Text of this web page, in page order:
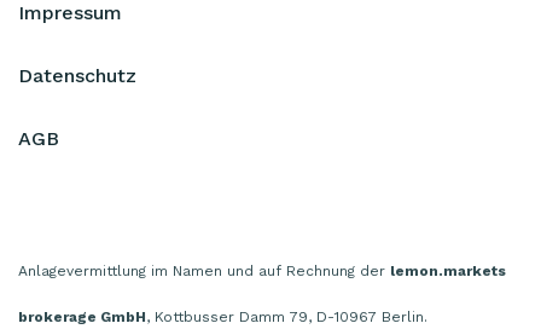
Impressum
Datenschutz
AGB
Anlagevermittlung im Namen und auf Rechnung der lemon.markets
brokerage GmbH, Kottbusser Damm 79, D-10967 Berlin.